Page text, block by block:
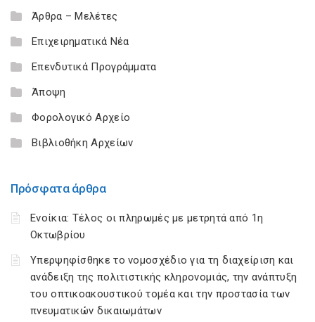
Άρθρα – Μελέτες
Επιχειρηματικά Νέα
Επενδυτικά Προγράμματα
Άποψη
Φορολογικό Αρχείο
Βιβλιοθήκη Αρχείων
Πρόσφατα άρθρα
Ενοίκια: Τέλος οι πληρωμές με μετρητά από 1η
Οκτωβρίου
Υπερψηφίσθηκε το νομοσχέδιο για τη διαχείριση και
ανάδειξη της πολιτιστικής κληρονομιάς, την ανάπτυξη
του οπτικοακουστικού τομέα και την προστασία των
πνευματικών δικαιωμάτων